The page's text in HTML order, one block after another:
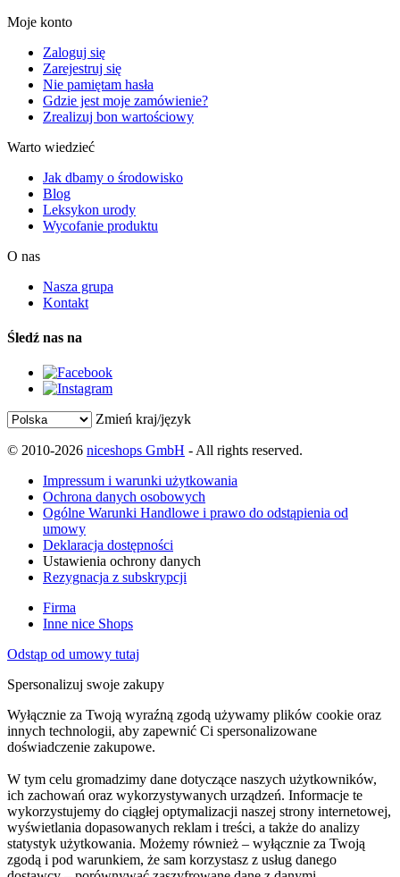
Moje konto
Zaloguj się
Zarejestruj się
Nie pamiętam hasła
Gdzie jest moje zamówienie?
Zrealizuj bon wartościowy
Warto wiedzieć
Jak dbamy o środowisko
Blog
Leksykon urody
Wycofanie produktu
O nas
Nasza grupa
Kontakt
Śledź nas na
Zmień kraj/język
© 2010-2026 niceshops GmbH - All rights reserved.
Impressum i warunki użytkowania
Ochrona danych osobowych
Ogólne Warunki Handlowe i prawo do odstąpienia od
umowy
Deklaracja dostępności
Ustawienia ochrony danych
Rezygnacja z subskrypcji
Firma
Inne nice Shops
Odstąp od umowy tutaj
Spersonalizuj swoje zakupy
Wyłącznie za Twoją wyraźną zgodą używamy plików cookie oraz
innych technologii, aby zapewnić Ci spersonalizowane
doświadczenie zakupowe.
W tym celu gromadzimy dane dotyczące naszych użytkowników,
ich zachowań oraz wykorzystywanych urządzeń. Informacje te
wykorzystujemy do ciągłej optymalizacji naszej strony internetowej,
wyświetlania dopasowanych reklam i treści, a także do analizy
statystyk użytkowania. Możemy również – wyłącznie za Twoją
zgodą i pod warunkiem, że sam korzystasz z usług danego